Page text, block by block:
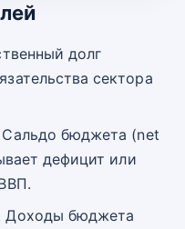
долг
сектора
бюджета (net
дефицит или
Доходы бюджета